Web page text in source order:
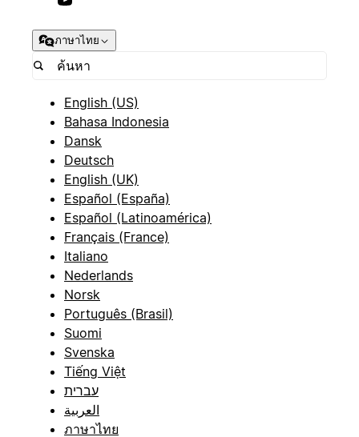
ภาษาไทย
English (US)
Bahasa Indonesia
Dansk
Deutsch
English (UK)
Español (España)
Español (Latinoamérica)
Français (France)
Italiano
Nederlands
Norsk
Português (Brasil)
Suomi
Svenska
Tiếng Việt
עברית
العربية
ภาษาไทย